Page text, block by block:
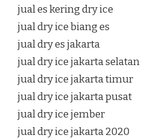
jual es kering dry ice
jual dry ice biang es
jual dry es jakarta
jual dry ice jakarta selatan
jual dry ice jakarta timur
jual dry ice jakarta pusat
jual dry ice jember
jual dry ice jakarta 2020